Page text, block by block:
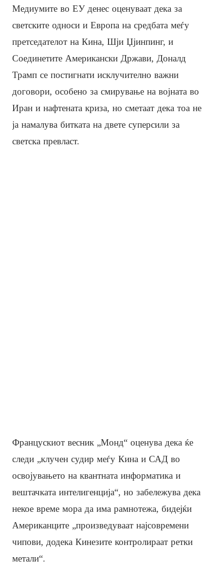
Медиумите во ЕУ денес оценуваат дека за
светските односи и Европа на средбата меѓу
претседателот на Кина, Шји Џјинпинг, и
Соединетите Американски Држави, Доналд
Трамп се постигнати исклучително важни
договори, особено за смирување на војната во
Иран и нафтената криза, но сметаат дека тоа не
ја намалува битката на двете суперсили за
светска превласт.
Францускиот весник „Монд“ оценува дека ќе
следи „клучен судир меѓу Кина и САД во
освојувањето на квантната информатика и
вештачката интелигенција“, но забележува дека
некое време мора да има рамнотежа, бидејќи
Американците „произведуваат најсовремени
чипови, додека Кинезите контролираат ретки
метали“.